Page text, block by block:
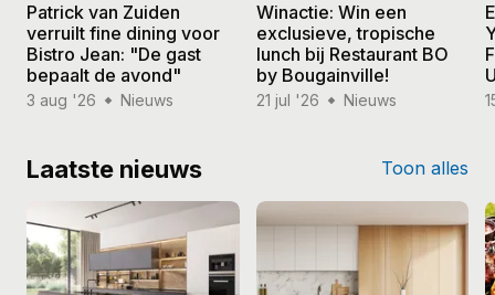
Patrick van Zuiden
verruilt fine dining voor
Bistro Jean: "De gast
bepaalt de avond"
3 aug '26 Nieuws
Winactie: Win een
exclusieve, tropische
lunch bij Restaurant BO
by Bougainville!
21 jul '26 Nieuws
Laatste nieuws Toon alles